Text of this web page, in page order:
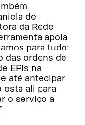
de
da Rede
apoia
para tudo:
das ordens de
EPIs na
até antecipar
está ali para
o serviço a